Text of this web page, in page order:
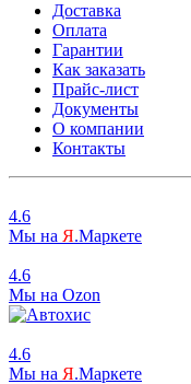
Доставка
Оплата
Гарантии
Как заказать
Прайс-лист
Документы
О компании
Контакты
4.6
Мы на Я.Маркете
4.6
Мы на Ozon
4.6
Мы на Я.Маркете